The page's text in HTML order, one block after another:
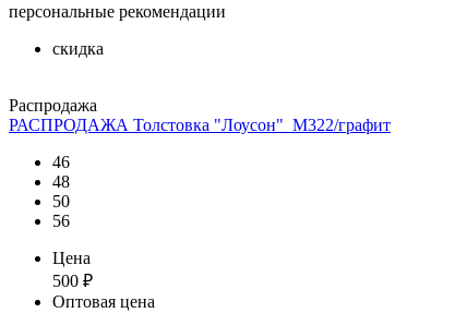
персональные рекомендации
скидка
Распродажа
РАСПРОДАЖА Толстовка "Лоусон"_М322/графит
46
48
50
56
Цена
500 ₽
Оптовая цена